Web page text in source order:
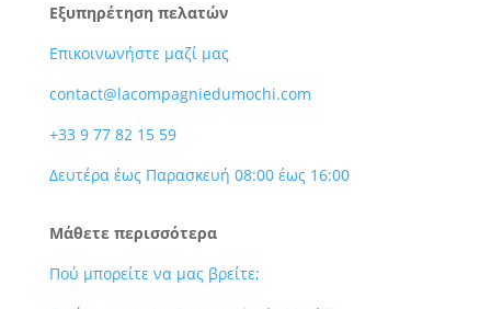
Εξυπηρέτηση πελατών
Επικοινωνήστε μαζί μας
contact@lacompagniedumochi.com
+33 9 77 82 15 59
Δευτέρα έως Παρασκευή 08:00 έως 16:00
Μάθετε περισσότερα
Πού μπορείτε να μας βρείτε;